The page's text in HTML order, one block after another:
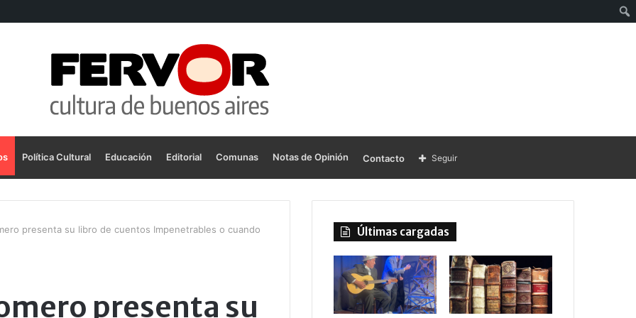
Política Cultural Educación Editorial Comunas Notas de Opinión Contacto Seguir
presenta su libro de cuentos Impenetrables o cuando
presenta su
Últimas cargadas